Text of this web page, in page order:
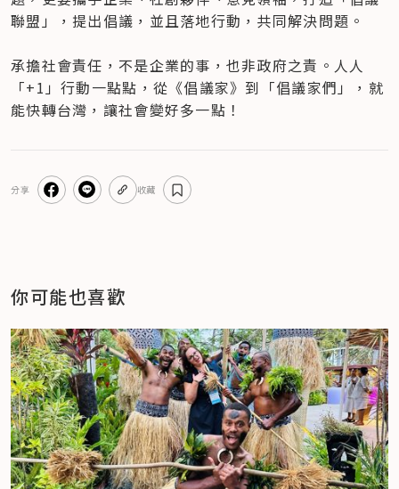
聯盟」，提出倡議，並且落地行動，共同解決問題。
承擔社會責任，不是企業的事，也非政府之責。人人
「+1」行動一點點，從《倡議家》到「倡議家們」，就
能快轉台灣，讓社會變好多一點！
分享 收藏
你可能也喜歡